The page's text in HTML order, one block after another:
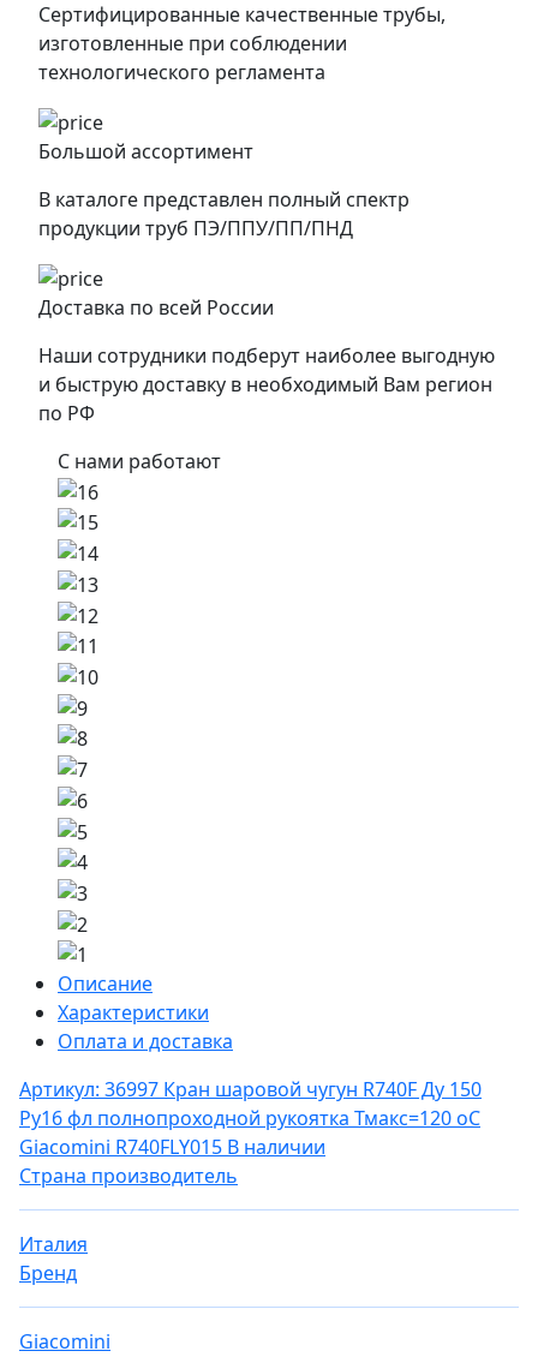
Сертифицированные качественные трубы,
изготовленные при соблюдении
технологического регламента
Большой ассортимент
В каталоге представлен полный спектр
продукции труб ПЭ/ППУ/ПП/ПНД
Доставка по всей России
Наши сотрудники подберут наиболее выгодную
и быструю доставку в необходимый Вам регион
по РФ
С нами работают
Описание
Характеристики
Оплата и доставка
Артикул: 36997 Кран шаровой чугун R740F Ду 150
Ру16 фл полнопроходной рукоятка Тмакс=120 оС
Giacomini R740FLY015 В наличии
Страна производитель
Италия
Бренд
Giacomini